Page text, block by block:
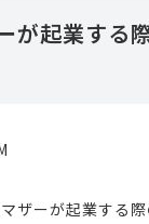
が起業する
ザーが起業する